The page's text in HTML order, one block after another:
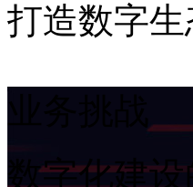
打造数字生
数字化建